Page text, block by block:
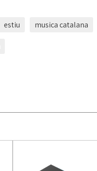
estiu musica catalana